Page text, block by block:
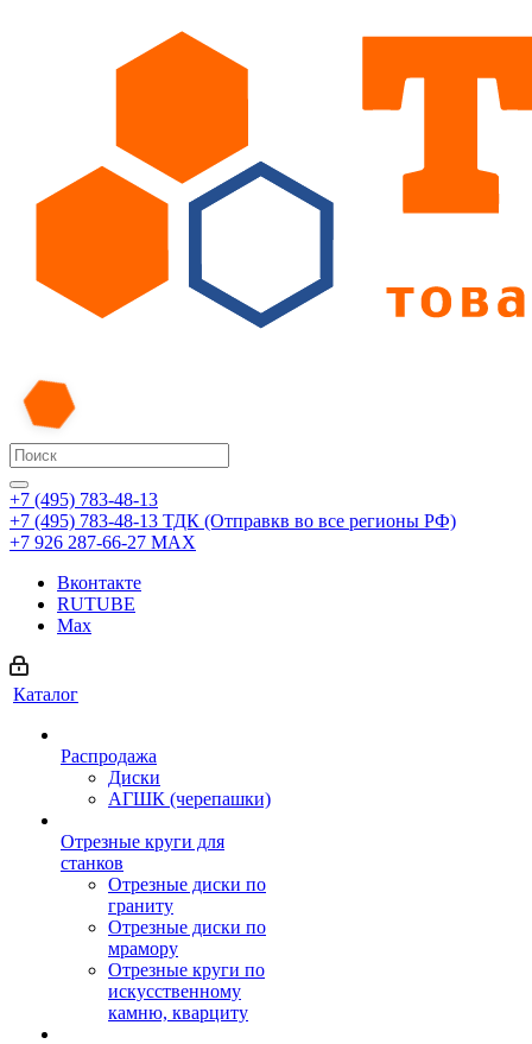
+7 (495) 783-48-13
+7 (495) 783-48-13 ТДК (Отправкв во все регионы РФ)
+7 926 287-66-27 МАХ
Вконтакте
RUTUBE
Max
Каталог
Распродажа
Диски
АГШК (черепашки)
Отрезные круги для
станков
Отрезные диски по
граниту
Отрезные диски по
мрамору
Отрезные круги по
искусственному
камню, кварциту